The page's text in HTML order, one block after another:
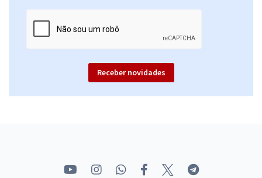
R$ 367,84
30,65
Economize R$ 91,96 (-20%)
Comprar
ou 12x de
59,92
Receber novidades